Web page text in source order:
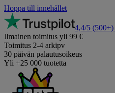
Hoppa till innehållet
4,4/5 (500+)
Ilmainen toimitus yli 99 €
Toimitus 2-4 arkipv
30 päivän palautusoikeus
Yli +25 000 tuotetta